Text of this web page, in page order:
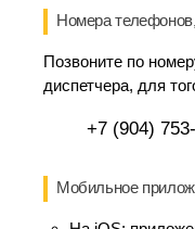
Номера телефонов
Позвоните по
диспетчера, для
+7 (904)
Мобильное